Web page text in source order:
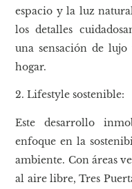
espacio y la luz
los detalles
una sensación de
hogar.
2. Lifestyle sostenible:
Este desarrollo
enfoque en la
ambiente. Con áreas
al aire libre, Tres